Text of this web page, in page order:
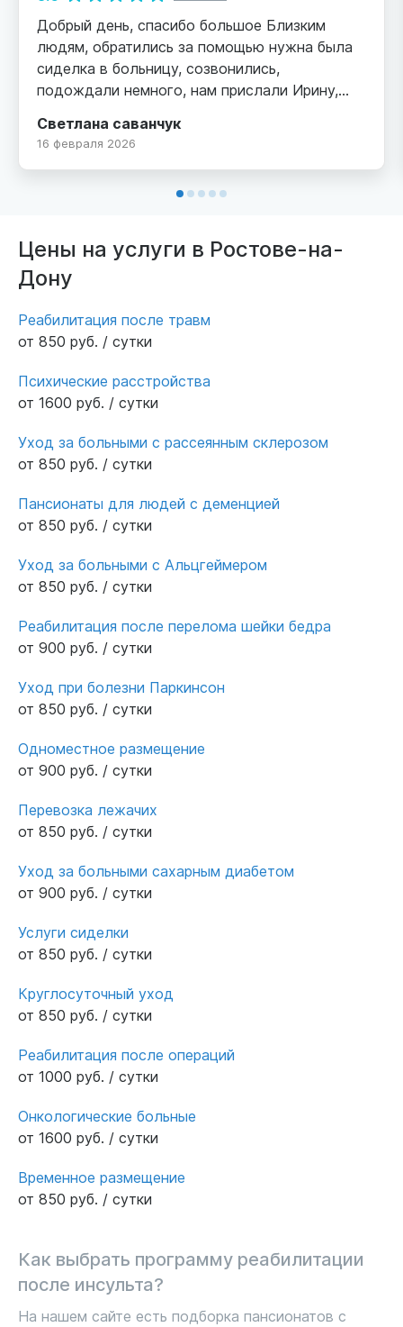
Добрый день, спасибо большое Близким
людям, обратились за помощью нужна была
сиделка в больницу, созвонились,
подождали немного, нам прислали Ирину,
осталась в больнице, ухаживала хорошо, все
выполняла добросовестно, спасибо, по
Светлана саванчук
16 февраля 2026
Цены на услуги в Ростове-на-
Дону
Реабилитация после травм
от 850 руб. / сутки
Психические расстройства
от 1600 руб. / сутки
Уход за больными с рассеянным склерозом
от 850 руб. / сутки
Пансионаты для людей с деменцией
от 850 руб. / сутки
Уход за больными с Альцгеймером
от 850 руб. / сутки
Реабилитация после перелома шейки бедра
от 900 руб. / сутки
Уход при болезни Паркинсон
от 850 руб. / сутки
Одноместное размещение
от 900 руб. / сутки
Перевозка лежачих
от 850 руб. / сутки
Уход за больными сахарным диабетом
от 900 руб. / сутки
Услуги сиделки
от 850 руб. / сутки
Круглосуточный уход
от 850 руб. / сутки
Реабилитация после операций
от 1000 руб. / сутки
Онкологические больные
от 1600 руб. / сутки
Временное размещение
от 850 руб. / сутки
Как выбрать программу реабилитации
после инсульта?
На нашем сайте есть подборка пансионатов с